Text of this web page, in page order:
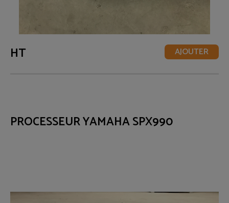
HT AJOUTER
PROCESSEUR YAMAHA SPX990